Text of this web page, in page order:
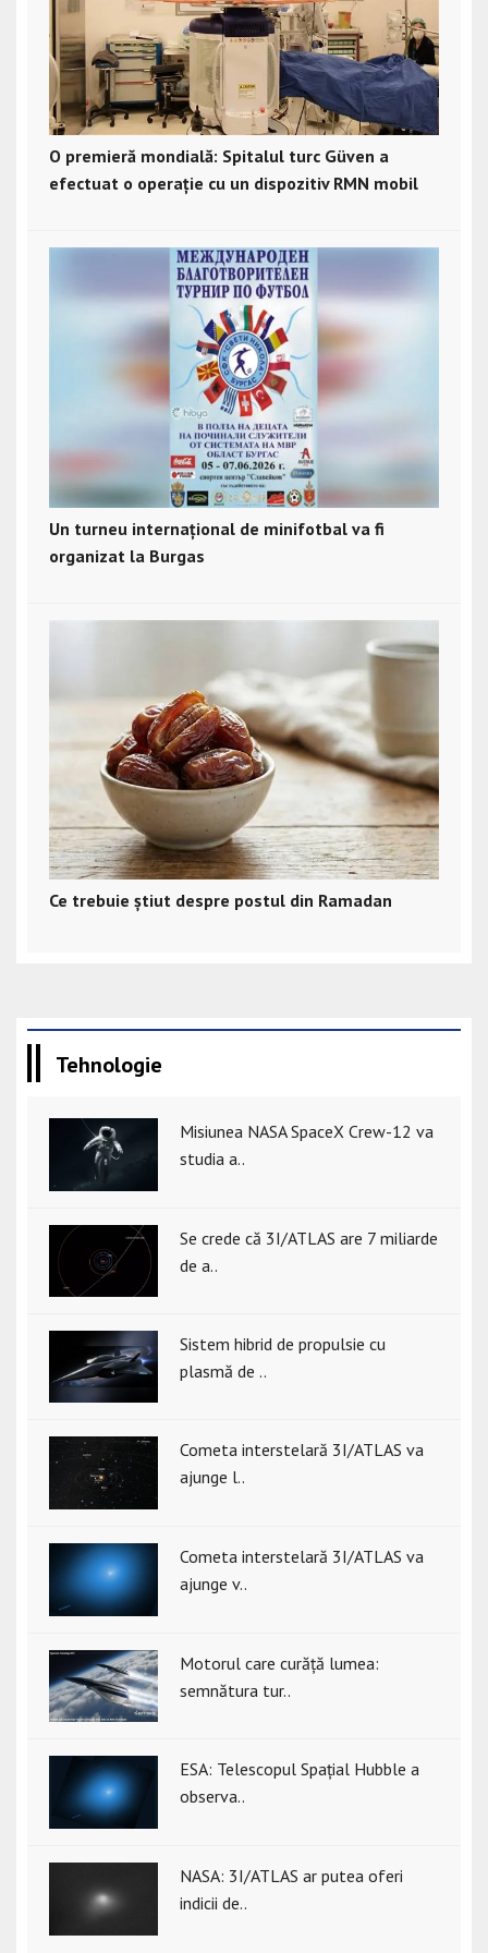
O premieră mondială: Spitalul turc Güven a
efectuat o operație cu un dispozitiv RMN mobil
Un turneu internațional de minifotbal va fi
organizat la Burgas
Ce trebuie știut despre postul din Ramadan
Tehnologie
Misiunea NASA SpaceX Crew-12 va
studia a..
Se crede că 3I/ATLAS are 7 miliarde
de a..
Sistem hibrid de propulsie cu
plasmă de ..
Cometa interstelară 3I/ATLAS va
ajunge l..
Cometa interstelară 3I/ATLAS va
ajunge v..
Motorul care curăță lumea:
semnătura tur..
ESA: Telescopul Spațial Hubble a
observa..
NASA: 3I/ATLAS ar putea oferi
indicii de..